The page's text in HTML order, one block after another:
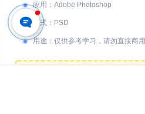
应用 ： Adobe Photoshop
格式 ： PSD
用途 ： 仅供参考学习，请勿直接商用